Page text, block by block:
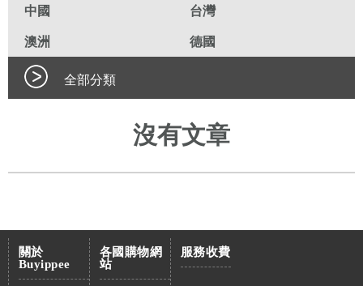
中國 台灣
澳洲 德國
全部分類
沒有文章
關於
Buyippee
各國購物網
站
服務收費